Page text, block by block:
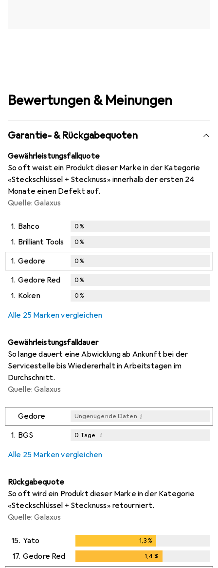
Bewertungen & Meinungen
Garantie- & Rückgabequoten
Gewährleistungsfallquote
So oft weist ein Produkt dieser Marke in der Kategorie
«Steckschlüssel + Stecknuss» innerhalb der ersten 24
Monate einen Defekt auf.
Quelle: Galaxus
1. Bahco 0%
1. Brilliant Tools 0%
1. Gedore 0%
1. Gedore Red 0%
1. Koken 0%
Alle 25 Marken vergleichen
Gewährleistungsfalldauer
So lange dauert eine Abwicklung ab Ankunft bei der
Servicestelle bis Wiedererhalt in Arbeitstagen im
Durchschnitt.
Quelle: Galaxus
Gedore Ungenügende Daten i
1. BGS 0 Tage i
Alle 25 Marken vergleichen
Rückgabequote
So oft wird ein Produkt dieser Marke in der Kategorie
«Steckschlüssel + Stecknuss» retourniert.
Quelle: Galaxus
15. Yato 1,3%
17. Gedore Red 1,4 %